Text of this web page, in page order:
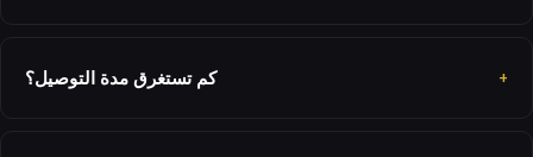
كم تستغرق مدة التوصيل؟